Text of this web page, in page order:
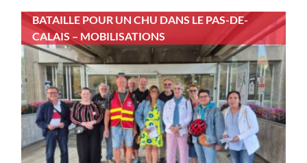
BATAILLE POUR UN CHU DANS LE PAS-DE-
CALAIS – MOBILISATIONS